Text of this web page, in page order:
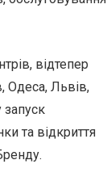
відтепер
Одеса, Львів,
запуск
та відкриття